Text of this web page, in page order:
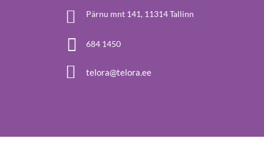
 Pärnu mnt 141, 11314 Tallinn
 684 1450
 telora@telora.ee